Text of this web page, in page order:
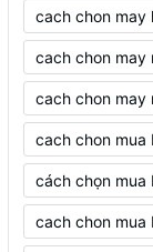
cach chon may
cach chon may
cach chon may
cach chon mua
cách chọn
cach chon mua